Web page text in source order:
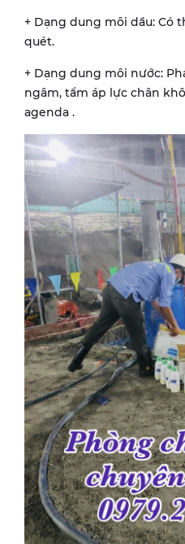
+ Dạng dung môi dầu: Có
quét.
+ Dạng dung môi nước:
ngâm, tẩm áp lực chân
agenda .